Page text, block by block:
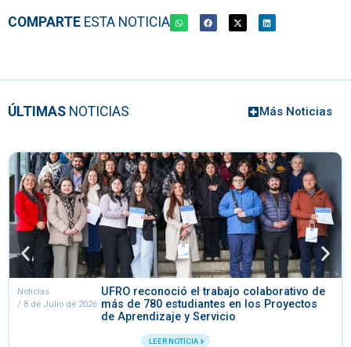
COMPARTE ESTA NOTICIA
ÚLTIMAS NOTICIAS Más Noticias
Noticias
/ 8 de Julio de 2026
UFRO reconoció el trabajo colaborativo de
más de 780 estudiantes en los Proyectos
de Aprendizaje y Servicio
LEER NOTICIA